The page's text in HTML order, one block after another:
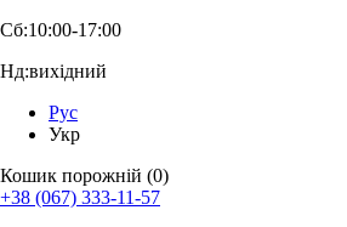
Сб:10:00-17:00
Нд:вихідний
Рус
Укр
Кошик порожній (0)
+38 (067) 333-11-57